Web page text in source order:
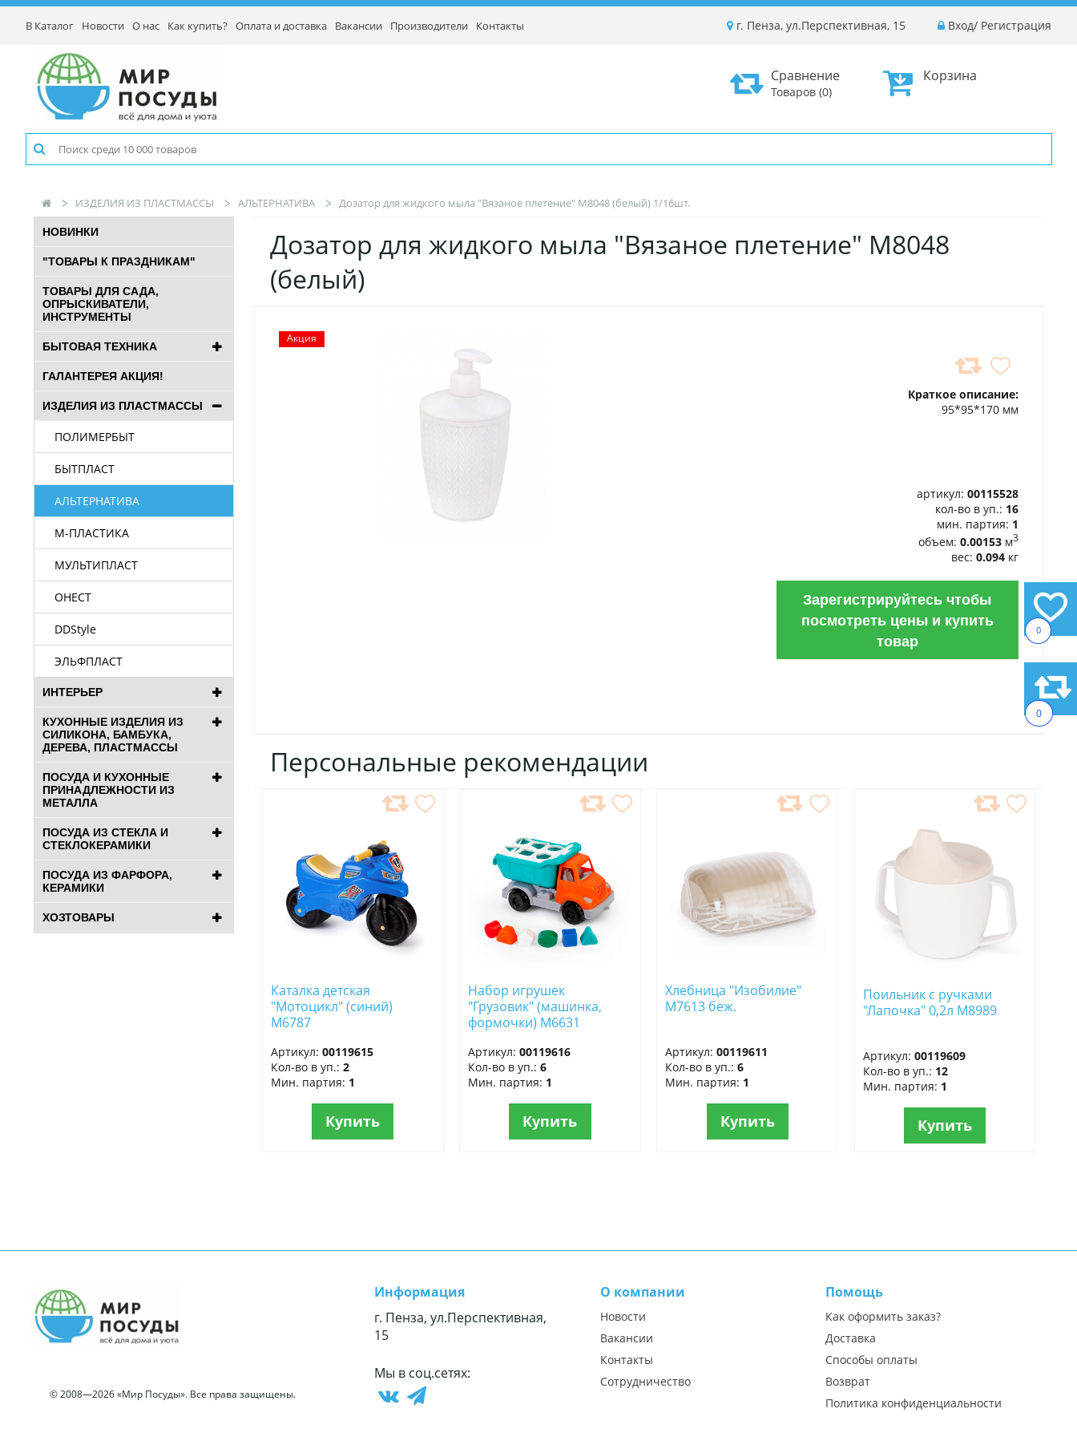
0
0
В Каталог Новости О нас Как купить? Оплата и доставка Вакансии Производители Контакты Вход/ Регистрация
г. Пенза, ул.Перспективная, 15
Корзина
Сравнение
Товаров (0)
ИЗДЕЛИЯ ИЗ ПЛАСТМАССЫ АЛЬТЕРНАТИВА Дозатор для жидкого мыла "Вязаное плетение" М8048 (белый) 1/16шт.
НОВИНКИ
"ТОВАРЫ К ПРАЗДНИКАМ"
ТОВАРЫ ДЛЯ САДА,
ОПРЫСКИВАТЕЛИ,
ИНСТРУМЕНТЫ
БЫТОВАЯ ТЕХНИКА
ГАЛАНТЕРЕЯ АКЦИЯ!
ИЗДЕЛИЯ ИЗ ПЛАСТМАССЫ
ПОЛИМЕРБЫТ
БЫТПЛАСТ
АЛЬТЕРНАТИВА
М-ПЛАСТИКА
МУЛЬТИПЛАСТ
ОНЕСТ
DDStyle
ЭЛЬФПЛАСТ
ИНТЕРЬЕР
КУХОННЫЕ ИЗДЕЛИЯ ИЗ
СИЛИКОНА, БАМБУКА,
ДЕРЕВА, ПЛАСТМАССЫ
ПОСУДА И КУХОННЫЕ
ПРИНАДЛЕЖНОСТИ ИЗ
МЕТАЛЛА
ПОСУДА ИЗ СТЕКЛА И
СТЕКЛОКЕРАМИКИ
ПОСУДА ИЗ ФАРФОРА,
КЕРАМИКИ
ХОЗТОВАРЫ
Дозатор для жидкого мыла "Вязаное плетение" М8048
(белый)
Акция
Краткое описание:
95*95*170 мм
артикул: 00115528
кол-во в уп.: 16
мин. партия: 1
объем: 0.00153 м3
вес: 0.094 кг
Зарегистрируйтесь чтобы
посмотреть цены и купить
товар
Персональные рекомендации
Каталка детская
"Мотоцикл" (синий)
М6787
Артикул:00119615
Кол-во в уп.:2
Мин. партия: 1
Купить
ИЗБРАННОЕ
Набор игрушек
"Грузовик" (машинка,
формочки) М6631
Артикул:00119616
Кол-во в уп.:6
Мин. партия: 1
Купить
Хлебница "Изобилие"
М7613 беж.
Артикул:00119611
Кол-во в уп.:6
Мин. партия: 1
Купить
ИЗБРАННОЕ
Поильник с ручками
"Лапочка" 0,2л М8989
Артикул: 00119609
Кол-во в уп.: 12
Мин. партия: 1
Купить
© 2008—2026 «Мир Посуды». Все права защищены.
Информация
г. Пенза, ул.Перспективная,
15
Мы в соц.сетях:
О компании
Новости
Вакансии
Контакты
Сотрудничество
Помощь
Как оформить заказ?
Доставка
Способы оплаты
Возврат
Политика конфиденциальности